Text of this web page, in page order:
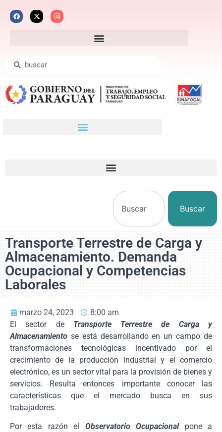
Buscar
Transporte Terrestre de Carga y
Almacenamiento. Demanda
Ocupacional y Competencias
Laborales
marzo 24, 2023
8:00 am
El sector de Transporte Terrestre de Carga y
Almacenamiento se está desarrollando en un campo de
transformaciones tecnológicas incentivado por el
crecimiento de la producción industrial y el comercio
electrónico, es un sector vital para la provisión de bienes y
servicios. Resulta entonces importante conocer las
características que el mercado busca en sus
trabajadores.
Por esta razón el Observatorio Ocupacionalpone a